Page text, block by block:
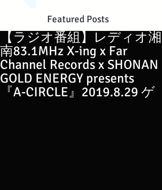
Featured Posts
【ラジオ番組】レディオ湘
南83.1MHz X-ing x Far
Channel Records x SHONAN
GOLD ENERGY presents
『A-CIRCLE』2019.8.29 ゲ